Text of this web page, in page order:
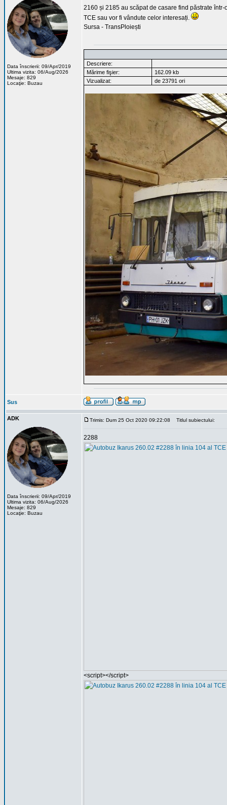
Data înscrierii: 09/Apr/2019
Ultima vizita: 06/Aug/2026
Mesaje: 829
Locaţie: Buzau
2160 și 2185 au scăpat de casare find păstrate
TCE sau vor fi vândute celor interesați.
Sursa - TransPloiești
Descriere:
Mărime fişier:
162.09 kb
Vizualizat:
de 23791 ori
Sus
ADK
Data înscrierii: 09/Apr/2019
Ultima vizita: 06/Aug/2026
Mesaje: 829
Locaţie: Buzau
Trimis: Dum 25 Oct 2020 09:22:08 Titlul subiectului:
2288
<script></script>